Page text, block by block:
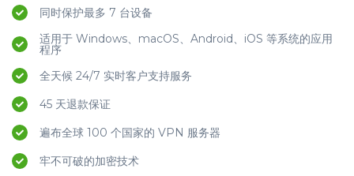
同时保护最多 7 台设备
适用于 Windows、macOS、Android、iOS 等系统的应用
程序
全天候 24/7 实时客户支持服务
45 天退款保证
遍布全球 100 个国家的 VPN 服务器
牢不可破的加密技术